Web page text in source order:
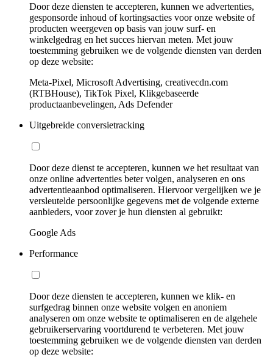
Door deze diensten te accepteren, kunnen we advertenties,
gesponsorde inhoud of kortingsacties voor onze website of
producten weergeven op basis van jouw surf- en
winkelgedrag en het succes hiervan meten. Met jouw
toestemming gebruiken we de volgende diensten van derden
op deze website:
Meta-Pixel, Microsoft Advertising, creativecdn.com
(RTBHouse), TikTok Pixel, Klikgebaseerde
productaanbevelingen, Ads Defender
Uitgebreide conversietracking
Door deze dienst te accepteren, kunnen we het resultaat van
onze online advertenties beter volgen, analyseren en ons
advertentieaanbod optimaliseren. Hiervoor vergelijken we je
versleutelde persoonlijke gegevens met de volgende externe
aanbieders, voor zover je hun diensten al gebruikt:
Google Ads
Performance
Door deze diensten te accepteren, kunnen we klik- en
surfgedrag binnen onze website volgen en anoniem
analyseren om onze website te optimaliseren en de algehele
gebruikerservaring voortdurend te verbeteren. Met jouw
toestemming gebruiken we de volgende diensten van derden
op deze website: